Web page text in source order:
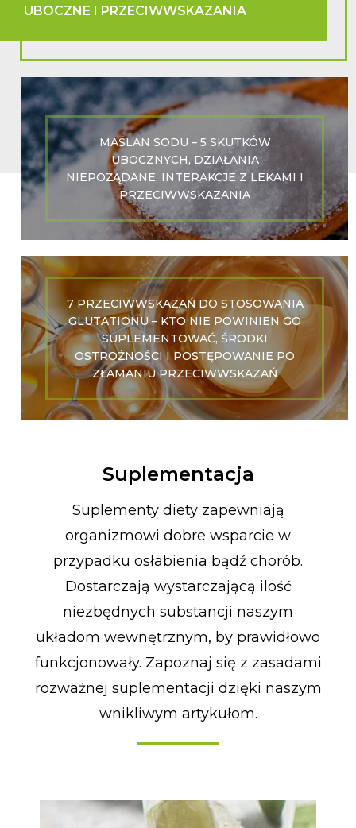
UBOCZNE I PRZECIWWSKAZANIA
MAŚLAN SODU – 5 SKUTKÓW
UBOCZNYCH, DZIAŁANIA
NIEPOŻĄDANE, INTERAKCJE Z LEKAMI I
PRZECIWWSKAZANIA
7 PRZECIWWSKAZAŃ DO STOSOWANIA
GLUTATIONU – KTO NIE POWINIEN GO
SUPLEMENTOWAĆ, ŚRODKI
OSTROŻNOŚCI I POSTĘPOWANIE PO
ZŁAMANIU PRZECIWWSKAZAŃ
Suplementacja
Suplementy diety zapewniają
organizmowi dobre wsparcie w
przypadku osłabienia bądź chorób.
Dostarczają wystarczającą ilość
niezbędnych substancji naszym
układom wewnętrznym, by prawidłowo
funkcjonowały. Zapoznaj się z zasadami
rozważnej suplementacji dzięki naszym
wnikliwym artykułom.